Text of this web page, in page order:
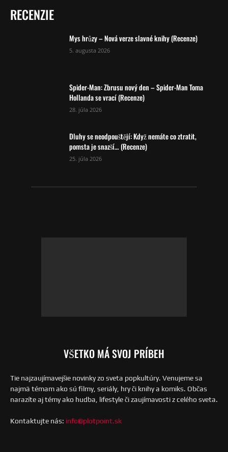
RECENZIE
Mys hrůzy – Nová verze slavné knihy (Recenze)
5. augusta 2026
Spider-Man: Zbrusu nový den – Spider-Man Toma
Hollanda se vrací (Recenze)
28. júla 2026
Dluhy se neodpouštějí: Když nemáte co ztratit,
pomsta je snazší… (Recenze)
25. júla 2026
VŠETKO MÁ SVOJ PRÍBEH
Tie najzaujímavejšie novinky zo sveta popkultúry. Venujeme sa
najmä témam ako sú filmy, seriály, hry či knihy a komiks. Občas
narazíte aj témy ako hudba, lifestyle či zaujímavosti z celého sveta.
Kontaktujte nás: info@plotpoint.sk